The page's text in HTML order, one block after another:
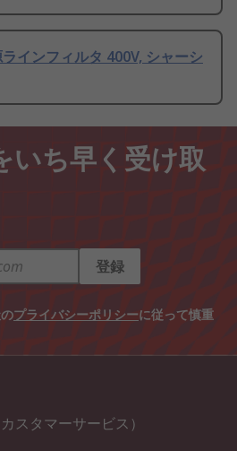
インフィルタ 400V, シャーシ
いち早く受け取
登録
プライバシーポリシーに従って慎重
スタマーサービス）